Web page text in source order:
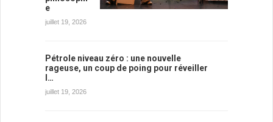
e
juillet 19, 2026
Pétrole niveau zéro : une nouvelle
rageuse, un coup de poing pour réveiller
l…
juillet 19, 2026